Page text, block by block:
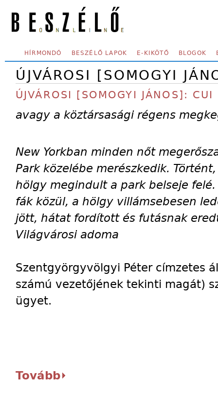
SECONDARY MENU
HÍRMONDÓ BESZÉLŐ LAPOK E-KIKÖTŐ BLOGOK
ÚJVÁROSI [SOMOGYI
ÚJVÁROSI [SOMOGYI JÁNOS]: CUI
avagy a köztársasági régens
New Yorkban minden nőt
Park közelébe merészkedik.
hölgy megindult a park belseje
fák közül, a hölgy villámsebesen
jött, hátat fordított és futásnak
Világvárosi adoma
Szentgyörgyvölgyi Péter címzetes
számú vezetőjének tekinti magát)
ügyet.
Tovább